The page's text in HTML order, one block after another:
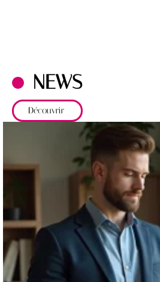
NEWS
Découvrir